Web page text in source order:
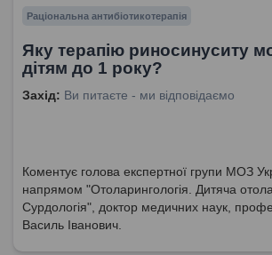
Раціональна антибіотикотерапія
Яку терапію риносинуситу
дітям до 1 року?
Захід: Ви питаєте - ми відповідаємо
Коментує голова експертної групи МОЗ
напрямом "Отоларингологія. Дитяча
Сурдологія", доктор медичних наук,
Василь Іванович.